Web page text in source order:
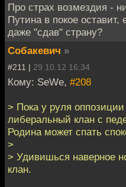
Про страх возмездия -
Путина в покое
даже "сдав" страну?
Собакевич »
#211 | 29.10.12 16:34
Кому: SeWe, #208
> Пока у руля
либеральный клан с
Родина может спать
>
> Удивишься наверное
клан.